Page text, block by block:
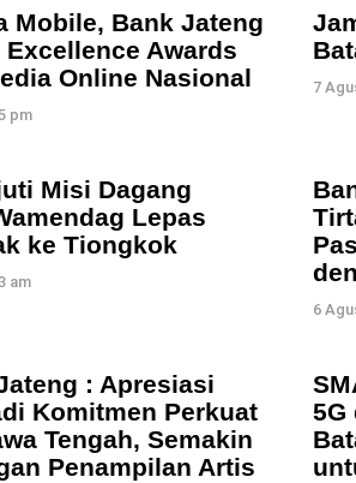
Mobile, Bank Jateng
Awards
Online Nasional
pm
7
Misi Dagang
Lepas
ke Tiongkok
am
6
: Apresiasi
Komitmen Perkuat
Tengah, Semakin
Penampilan Artis
5G